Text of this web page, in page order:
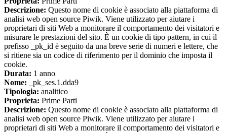
Descrizione: Questo nome di cookie è associato alla piattaforma di
analisi web open source Piwik. Viene utilizzato per aiutare i
proprietari di siti Web a monitorare il comportamento dei visitatori e
misurare le prestazioni del sito. È un cookie di tipo pattern, in cui il
prefisso _pk_id è seguito da una breve serie di numeri e lettere, che
si ritiene sia un codice di riferimento per il dominio che imposta il
cookie.
Durata: 1 anno
Nome: _pk_ses.1.dda9
Tipologia: analitico
Proprieta: Prime Parti
Descrizione: Questo nome di cookie è associato alla piattaforma di
analisi web open source Piwik. Viene utilizzato per aiutare i
proprietari di siti Web a monitorare il comportamento dei visitatori e